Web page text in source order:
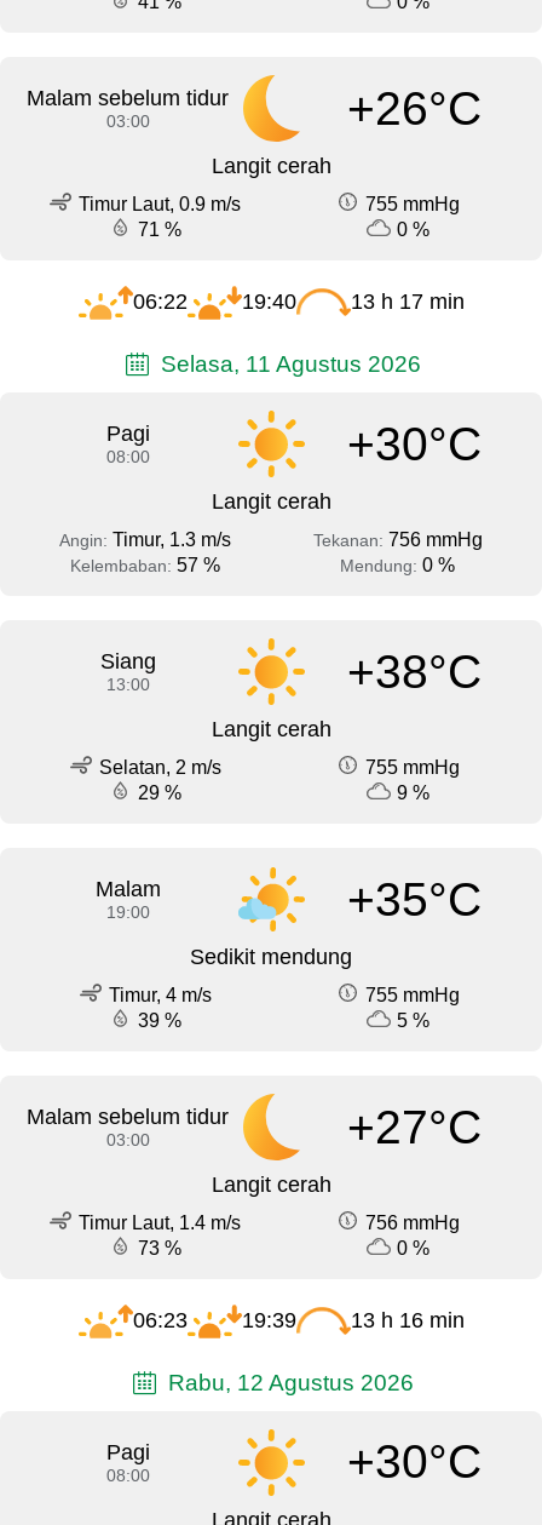
Malam sebelum tidur
03:00 +26°C
Langit cerah
Timur Laut, 0.9 m/s
755 mmHg
71 %
0 %
06:22 19:40 13 h 17 min
Selasa, 11 Agustus 2026
Pagi
08:00 +30°C
Langit cerah
Angin: Timur, 1.3 m/s Tekanan: 756 mmHg
Kelembaban: 57 % Mendung: 0 %
Siang
13:00 +38°C
Langit cerah
Selatan, 2 m/s
755 mmHg
29 %
9 %
Malam
19:00 +35°C
Sedikit mendung
Timur, 4 m/s
755 mmHg
39 %
5 %
Malam sebelum tidur
03:00 +27°C
Langit cerah
Timur Laut, 1.4 m/s
756 mmHg
73 %
0 %
06:23 19:39 13 h 16 min
Rabu, 12 Agustus 2026
Pagi
08:00 +30°C
Langit cerah